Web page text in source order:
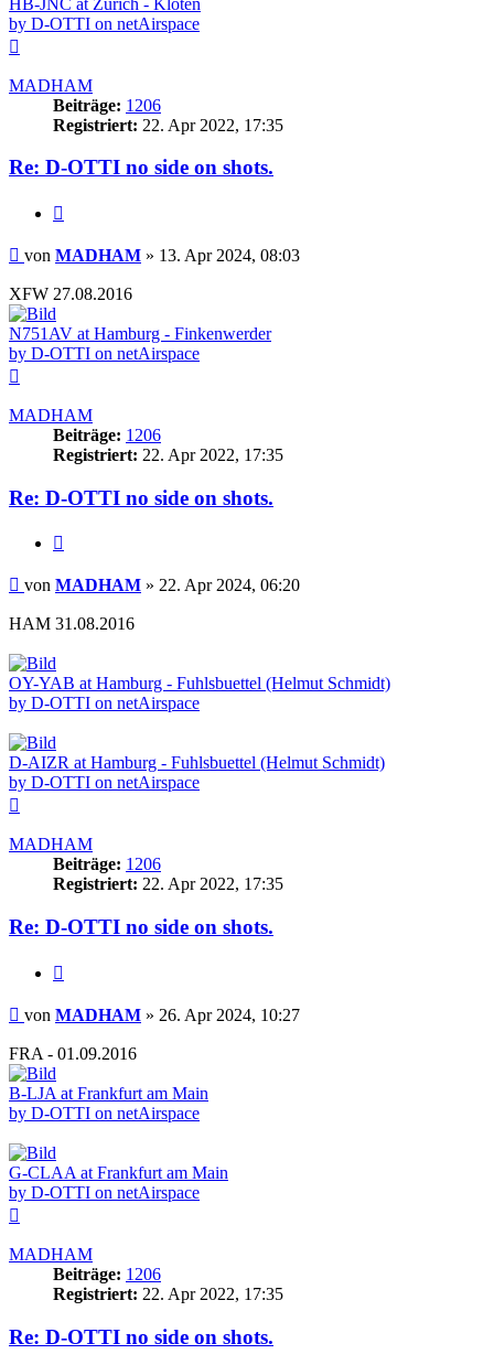
by D-OTTI on netAirspace
MADHAM
Beiträge: 1206
Registriert: 22. Apr 2022, 17:35
Re: D-OTTI no side on shots.
Beitrag
von MADHAM » 13. Apr 2024, 08:03
XFW 27.08.2016
N751AV at Hamburg - Finkenwerder
by D-OTTI on netAirspace
MADHAM
Beiträge: 1206
Registriert: 22. Apr 2022, 17:35
Re: D-OTTI no side on shots.
Beitrag
von MADHAM » 22. Apr 2024, 06:20
HAM 31.08.2016
OY-YAB at Hamburg - Fuhlsbuettel (Helmut Schmidt)
by D-OTTI on netAirspace
D-AIZR at Hamburg - Fuhlsbuettel (Helmut Schmidt)
by D-OTTI on netAirspace
MADHAM
Beiträge: 1206
Registriert: 22. Apr 2022, 17:35
Re: D-OTTI no side on shots.
Beitrag
von MADHAM » 26. Apr 2024, 10:27
FRA - 01.09.2016
B-LJA at Frankfurt am Main
by D-OTTI on netAirspace
G-CLAA at Frankfurt am Main
by D-OTTI on netAirspace
MADHAM
Beiträge: 1206
Registriert: 22. Apr 2022, 17:35
Re: D-OTTI no side on shots.